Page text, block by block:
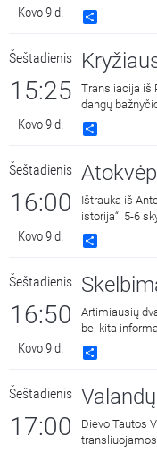
Kovo 9 d.
pasaulio
Šeštadienis
15:25
Kovo 9 d.
Transliacija iš
dangų
Šeštadienis
16:00
Kovo 9 d.
Ištrauka iš
istorija“. 5-6
Šeštadienis
16:50
Kovo 9 d.
Artimiausių
bei kita
Šeštadienis
17:00
Dievo Tautos